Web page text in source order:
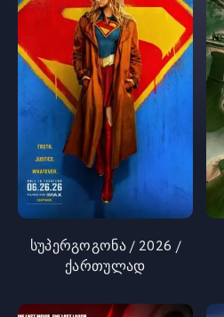
სუპერგოგონა / 2026 /
ქართულად